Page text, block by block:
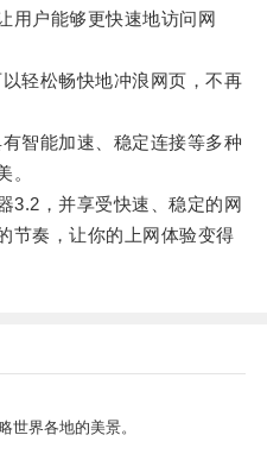
用户能够更快速地访问网
松畅快地冲浪网页，不再
能加速、稳定连接等多种
。
，并享受快速、稳定的网
节奏，让你的上网体验变得
世界各地的美景。